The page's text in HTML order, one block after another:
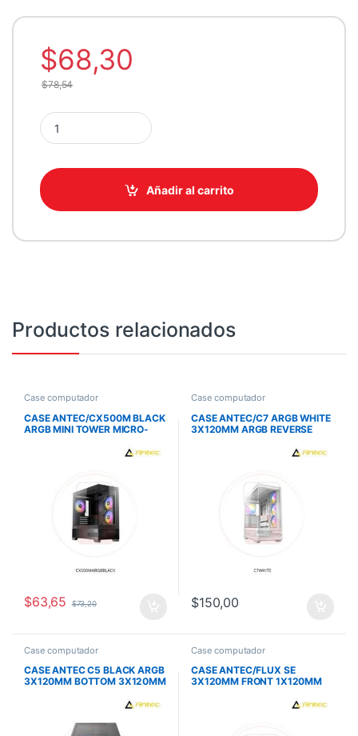
$68,30
$78,54
CASE ANTEC/CX600M TRIO WHITE ARGB 2X120MM ON
Añadir al carrito
Productos relacionados
Case computador
CASE ANTEC/CX500M BLACK
ARGB MINI TOWER MICRO-
REVERSE FANS 1X120MM
$63,65 $73,20
Case computador
CASE ANTEC/C7 ARGB WHITE
3X120MM ARGB REVERSE
$150,00
Case computador
CASE ANTEC C5 BLACK ARGB
3X120MM BOTTOM 3X120MM
Case computador
CASE ANTEC/FLUX SE
3X120MM FRONT 1X120MM